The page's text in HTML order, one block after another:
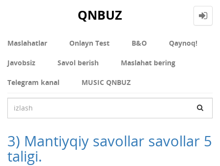
QNBUZ
Maslahatlar Onlayn Test В&О Qaynoq!
Javobsiz Savol berish Maslahat bering
Telegram kanal MUSIC QNBUZ
3) Mantiyqiy savollar savollar 5
taligi.